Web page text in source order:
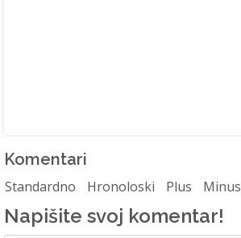
Komentari
Standardno Hronoloski Plus Minus
Napišite svoj komentar!